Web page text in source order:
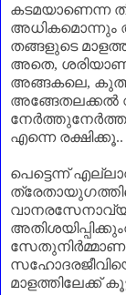
കടമയാണെന്ന
അധികമൊന്നും
തങ്ങളുടെ
അതെ,
അങ്ങകലെ,
അങ്ങേതലക്കൽ
എന്നെ
പെട്ടെന്ന്
മാളത്തിലേക്ക്